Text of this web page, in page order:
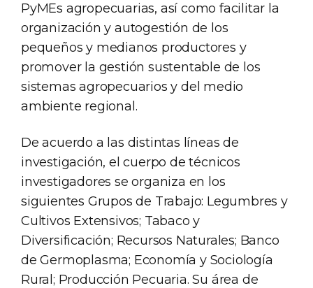
PyMEs agropecuarias, así como facilitar la
organización y autogestión de los
pequeños y medianos productores y
promover la gestión sustentable de los
sistemas agropecuarios y del medio
ambiente regional.
De acuerdo a las distintas líneas de
investigación, el cuerpo de técnicos
investigadores se organiza en los
siguientes Grupos de Trabajo: Legumbres y
Cultivos Extensivos; Tabaco y
Diversificación; Recursos Naturales; Banco
de Germoplasma; Economía y Sociología
Rural; Producción Pecuaria. Su área de